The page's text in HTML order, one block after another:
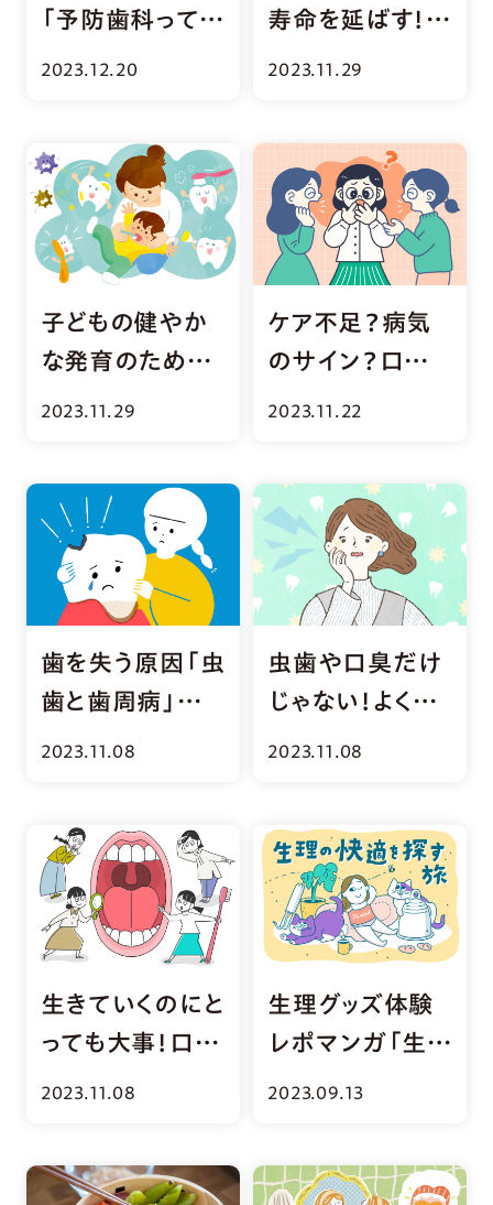
2023.12.20
「予防歯科って
何？検診を受け
2023.11.29
寿命を延ばす！高
齢者の口腔ケア
2023.11.29
子どもの健やか
な発育のために。
成長別口腔ケア
2023.11.22
ケア不足？病気
のサイン？口臭
の種類と原因を
2023.11.08
歯を失う原因「虫
歯と歯周病」の
基礎知識＆予防
2023.11.08
虫歯や口臭だけ
じゃない！よくあ
る口腔トラブルっ
2023.11.08
生きていくのにと
っても大事！口の
なかを徹底解剖
2023.09.13
生理グッズ体験
レポマンガ「生理
の快適を探す旅」